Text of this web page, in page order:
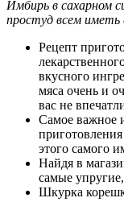
Имбирь в сахарном
простуд всем иметь
Рецепт
вкусного
мяса очень и
вас не
Самое важное
этого самого
Найдя в
самые
Шкурка